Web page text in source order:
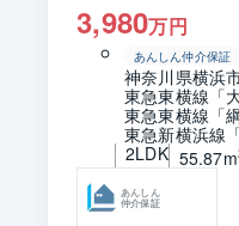
3,980万円
あんしん仲介保証
神奈川県横浜
東急東横線「
東急東横線「
東急新横浜線
2LDK 55.87m
あんしん
仲介保証